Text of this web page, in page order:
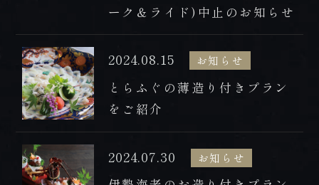
ーク＆ライド)中止のお知らせ
2024.08.15 お知らせ
とらふぐの薄造り付きプラン
をご紹介
2024.07.30 お知らせ